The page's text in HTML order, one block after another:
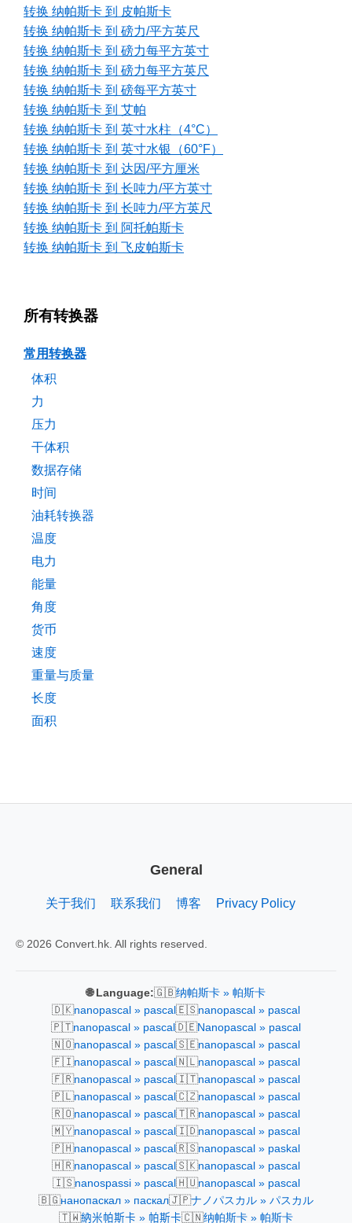
转换 纳帕斯卡 到 皮帕斯卡
转换 纳帕斯卡 到 磅力/平方英尺
转换 纳帕斯卡 到 磅力每平方英寸
转换 纳帕斯卡 到 磅力每平方英尺
转换 纳帕斯卡 到 磅每平方英寸
转换 纳帕斯卡 到 艾帕
转换 纳帕斯卡 到 英寸水柱（4°C）
转换 纳帕斯卡 到 英寸水银（60°F）
转换 纳帕斯卡 到 达因/平方厘米
转换 纳帕斯卡 到 长吨力/平方英寸
转换 纳帕斯卡 到 长吨力/平方英尺
转换 纳帕斯卡 到 阿托帕斯卡
转换 纳帕斯卡 到 飞皮帕斯卡
所有转换器
常用转换器
体积
力
压力
干体积
数据存储
时间
油耗转换器
温度
电力
能量
角度
货币
速度
重量与质量
长度
面积
General
关于我们 联系我们 博客 Privacy Policy
© 2026 Convert.hk. All rights reserved.
🌐 Language:🇬🇧纳帕斯卡 » 帕斯卡
🇩🇰nanopascal » pascal 🇪🇸nanopascal » pascal
🇵🇹nanopascal » pascal 🇩🇪Nanopascal » pascal
🇳🇴nanopascal » pascal 🇸🇪nanopascal » pascal
🇫🇮nanopascal » pascal 🇳🇱nanopascal » pascal
🇫🇷nanopascal » pascal 🇮🇹nanopascal » pascal
🇵🇱nanopascal » pascal 🇨🇿nanopascal » pascal
🇷🇴nanopascal » pascal 🇹🇷nanopascal » pascal
🇲🇾nanopascal » pascal 🇮🇩nanopascal » pascal
🇵🇭nanopascal » pascal 🇷🇸nanopascal » paskal
🇭🇷nanopascal » pascal 🇸🇰nanopascal » pascal
🇮🇸nanospassi » pascal 🇭🇺nanopascal » pascal
🇧🇬нанопаскал » паскал🇯🇵ナノパスカル » パスカル
🇹🇼納米帕斯卡 » 帕斯卡🇨🇳纳帕斯卡 » 帕斯卡